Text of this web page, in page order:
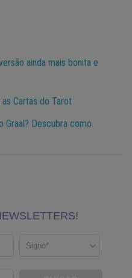
ainda mais bonita e
Cartas do Tarot
Graal? Descubra como